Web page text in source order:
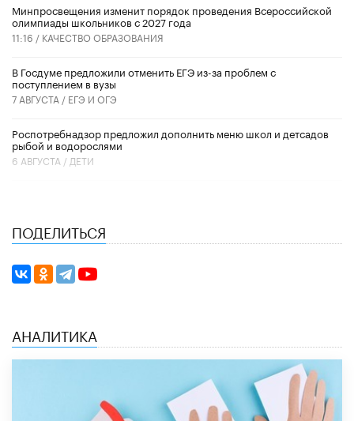
Минпросвещения изменит порядок проведения Всероссийской
олимпиады школьников с 2027 года
11:16 / КАЧЕСТВО ОБРАЗОВАНИЯ
В Госдуме предложили отменить ЕГЭ из-за проблем с
поступлением в вузы
7 АВГУСТА / ЕГЭ И ОГЭ
Роспотребнадзор предложил дополнить меню школ и детсадов
рыбой и водорослями
6 АВГУСТА / ДЕТИ
ПОДЕЛИТЬСЯ
АНАЛИТИКА